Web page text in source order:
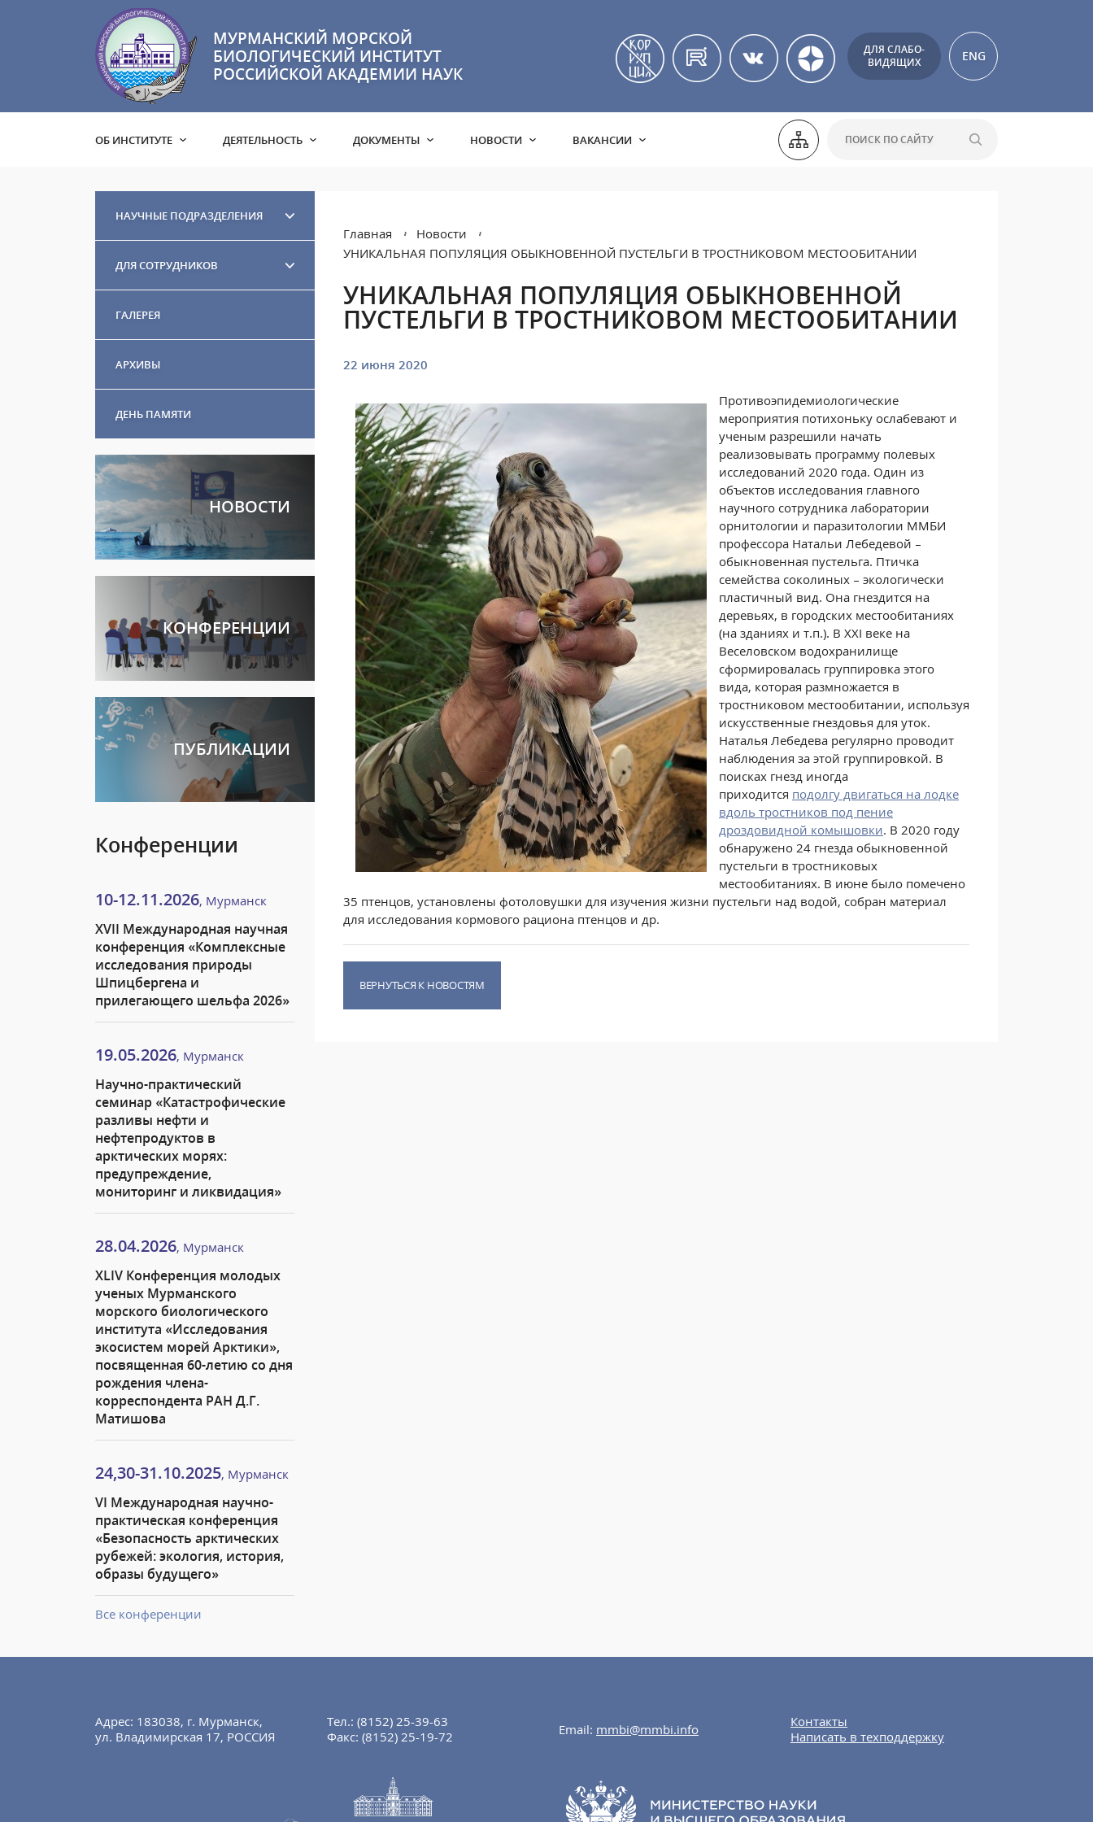
МУРМАНСКИЙ МОРСКОЙ
БИОЛОГИЧЕСКИЙ ИНСТИТУТ
РОССИЙСКОЙ АКАДЕМИИ НАУК
ДЛЯ СЛАБО-
ВИДЯЩИХ
ENG
ОБ ИНСТИТУТЕ ДЕЯТЕЛЬНОСТЬ ДОКУМЕНТЫ НОВОСТИ ВАКАНСИИ
НАУЧНЫЕ ПОДРАЗДЕЛЕНИЯ
ДЛЯ СОТРУДНИКОВ
ГАЛЕРЕЯ
АРХИВЫ
ДЕНЬ ПАМЯТИ
НОВОСТИ
КОНФЕРЕНЦИИ
ПУБЛИКАЦИИ
Конференции
10-12.11.2026, Мурманск
XVII Международная научная
конференция «Комплексные
исследования природы
Шпицбергена и
прилегающего шельфа 2026»
19.05.2026, Мурманск
Научно-практический
семинар «Катастрофические
разливы нефти и
нефтепродуктов в
арктических морях:
предупреждение,
мониторинг и ликвидация»
28.04.2026, Мурманск
XLIV Конференция молодых
ученых Мурманского
морского биологического
института «Исследования
экосистем морей Арктики»,
посвященная 60-летию со дня
рождения члена-
корреспондента РАН Д.Г.
Матишова
24,30-31.10.2025, Мурманск
VI Международная научно-
практическая конференция
«Безопасность арктических
рубежей: экология, история,
образы будущего»
Все конференции
Главная
Новости
УНИКАЛЬНАЯ ПОПУЛЯЦИЯ ОБЫКНОВЕННОЙ ПУСТЕЛЬГИ В ТРОСТНИКОВОМ МЕСТООБИТАНИИ
УНИКАЛЬНАЯ ПОПУЛЯЦИЯ ОБЫКНОВЕННОЙ
ПУСТЕЛЬГИ В ТРОСТНИКОВОМ МЕСТООБИТАНИИ
22 июня 2020
Противоэпидемиологические
мероприятия потихоньку ослабевают и
ученым разрешили начать
реализовывать программу полевых
исследований 2020 года. Один из
объектов исследования главного
научного сотрудника лаборатории
орнитологии и паразитологии ММБИ
профессора Натальи Лебедевой –
обыкновенная пустельга. Птичка
семейства соколиных – экологически
пластичный вид. Она гнездится на
деревьях, в городских местообитаниях
(на зданиях и т.п.). В XXI веке на
Веселовском водохранилище
сформировалась группировка этого
вида, которая размножается в
тростниковом местообитании, используя
искусственные гнездовья для уток.
Наталья Лебедева регулярно проводит
наблюдения за этой группировкой. В
поисках гнезд иногда
приходится подолгу двигаться на лодке
вдоль тростников под пение
дроздовидной комышовки. В 2020 году
обнаружено 24 гнезда обыкновенной
пустельги в тростниковых
местообитаниях. В июне было помечено
35 птенцов, установлены фотоловушки для изучения жизни пустельги над водой, собран материал
для исследования кормового рациона птенцов и др.
ВЕРНУТЬСЯ К НОВОСТЯМ
Адрес: 183038, г. Мурманск,
ул. Владимирская 17, РОССИЯ
Тел.: (8152) 25-39-63
Факс: (8152) 25-19-72 Email: mmbi@mmbi.info
Контакты
Написать в техподдержку